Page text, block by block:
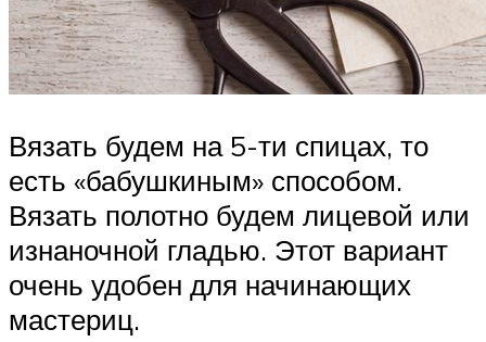
Вязать будем на 5-ти спицах, то
есть «бабушкиным» способом.
Вязать полотно будем лицевой или
изнаночной гладью. Этот вариант
очень удобен для начинающих
мастериц.